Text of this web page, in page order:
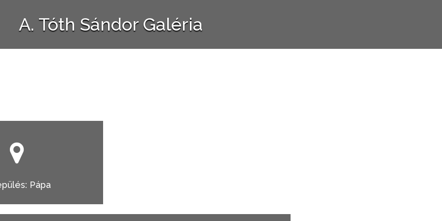
A. Tóth Sándor Galéria
Pápa